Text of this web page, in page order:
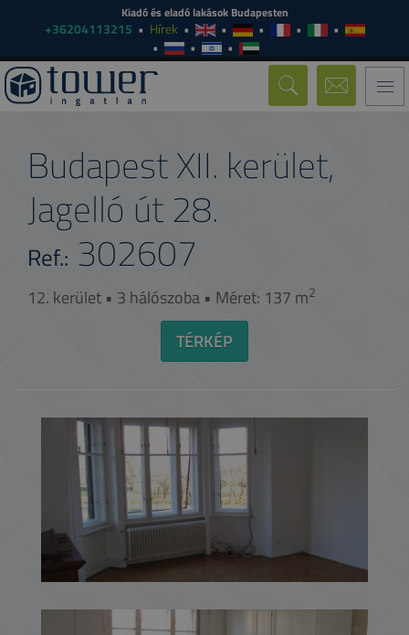
Kiadó és eladó lakások Budapesten
+36204113215 Hírek
Budapest XII. kerület,
Jagelló út 28.
Ref.: 302607
12. kerület • 3 hálószoba • Méret: 137 m2
TÉRKÉP